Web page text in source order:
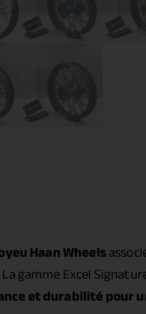
Haan Wheels
gamme Excel
et durabilité